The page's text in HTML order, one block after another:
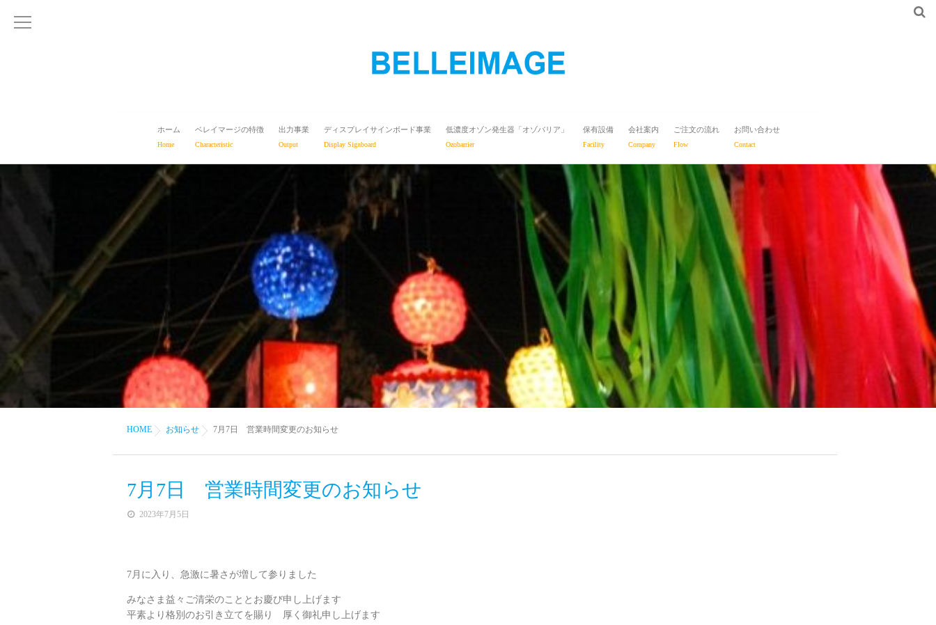
ホーム
Home
ベレイマージの特徴
Characteristic
出力事業
Output
ディスプレイサインボード事業
Display Signboard
低濃度オゾン発生器「オゾバリア」
Ozobarrier
保有設備
Facility
会社案内
Company
ご注文の流れ
Flow
お問い合わせ
Contact
HOME お知らせ 7月7日 営業時間変更のお知らせ
7月7日 営業時間変更のお知らせ
2023年7月5日
7月に入り、急激に暑さが増して参りました
みなさま益々ご清栄のこととお慶び申し上げます
平素より格別のお引き立てを賜り 厚く御礼申し上げます